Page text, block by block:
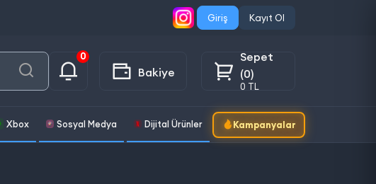
Giriş Kayıt Ol
0
Bakiye
Sepet
(0)
0 TL
Xbox Sosyal Medya Dijital Ürünler Kampanyalar